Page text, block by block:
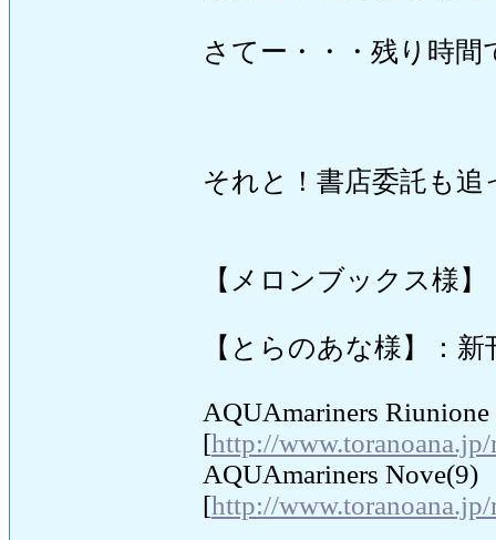
さてー・・・残り時
それと！書店委託も
【メロンブックス様
【とらのあな様】：
AQUAmariners Riunione
[http://
AQUAmariners Nove(9)
[http://